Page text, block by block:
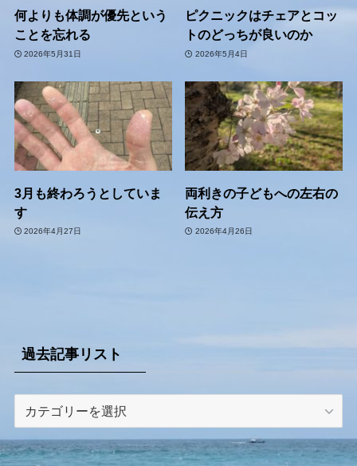
何よりも体調が優先という
ことを忘れる
2026年5月31日
ピクニックはチェアとコッ
トのどっちが良いのか
2026年5月4日
3月も終わろうとしていま
す
2026年4月27日
両利きの子どもへの左右の
伝え方
2026年4月26日
過去記事リスト
記
事